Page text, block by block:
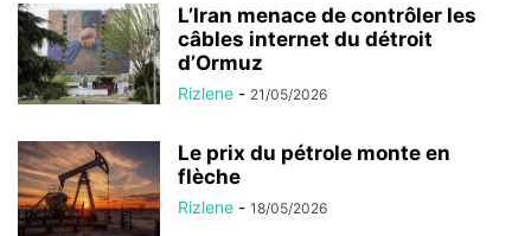
L’Iran menace de contrôler les
câbles internet du détroit
d’Ormuz
Rizlene - 21/05/2026
Le prix du pétrole monte en
flèche
Rizlene - 18/05/2026